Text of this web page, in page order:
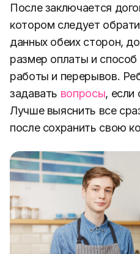
После заключается
котором следует
данных обеих сторон,
размер оплаты и
работы и перерывов.
задавать вопросы, если
Лучше выяснить все
после сохранить свою